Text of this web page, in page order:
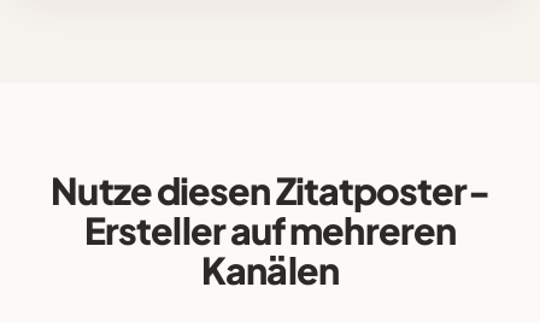
Nutze diesen Zitatposter-
Ersteller auf mehreren
Kanälen